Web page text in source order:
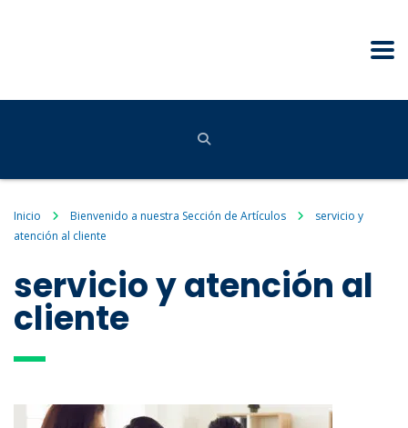
Inicio Bienvenido a nuestra Sección de Artículos
servicio y
atención al cliente
servicio y atención al
cliente